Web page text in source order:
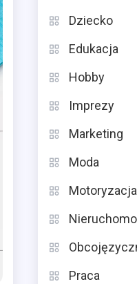
Dziecko
Edukacja
Hobby
Imprezy
Marketing
Moda
Motoryzacja
Praca